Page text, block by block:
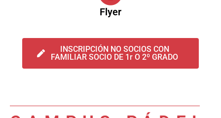
Flyer
INSCRIPCIÓN NO SOCIOS CON
FAMILIAR SOCIO DE 1r O 2º GRADO